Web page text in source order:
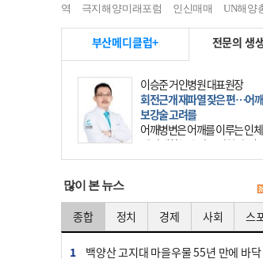
역
극지해양미래포럼 인신매매 UN해양
부산메디클럽+ 전문의 생
이승준 거인병원 대표원장
회전근개 재파열 잦은 편…어
보강술 고려를
어깨병변은 어깨를 이루는 인
에 발생하는 손상을 말한다. 여
는 오십견과 회전근개 증후군,
많이 본 뉴스
종합 정치 경제 사회 스
1
백양산 고지대 마을우물 55년 만에 바닥